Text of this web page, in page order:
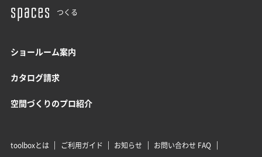
つくる
ショールーム案内
カタログ請求
空間づくりのプロ紹介
toolboxとは ご利用ガイド お知らせ
お問い合わせ FAQ